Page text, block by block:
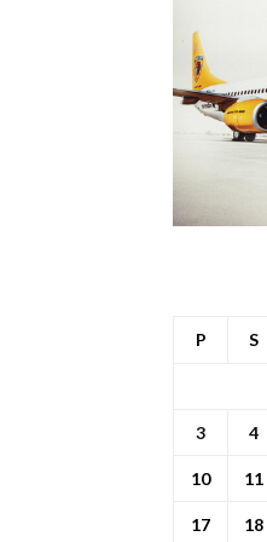
P S
3 4
10 11
17 18